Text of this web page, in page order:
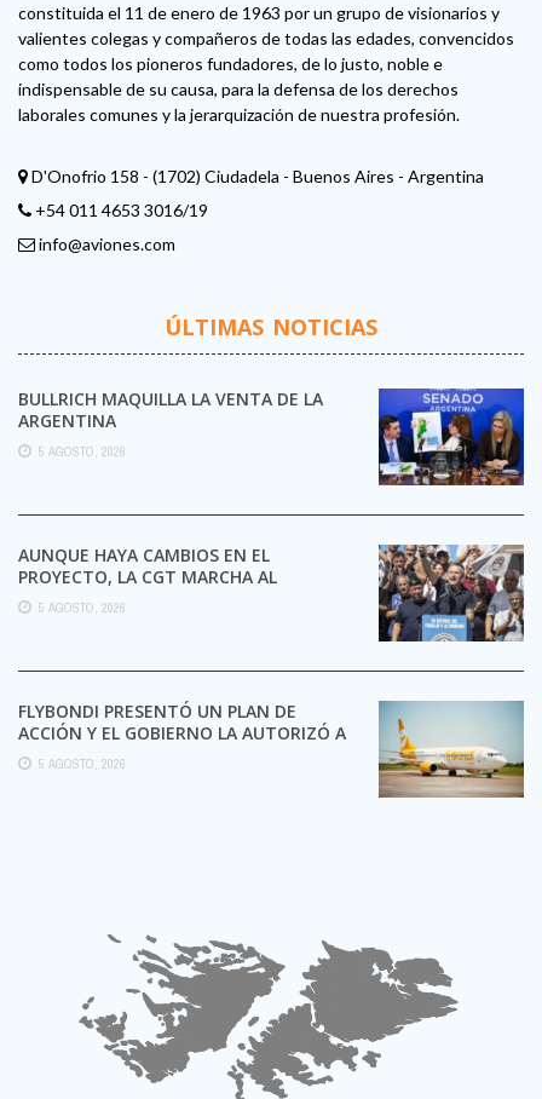
constituida el 11 de enero de 1963 por un grupo de visionarios y
valientes colegas y compañeros de todas las edades, convencidos
como todos los pioneros fundadores, de lo justo, noble e
indispensable de su causa, para la defensa de los derechos
laborales comunes y la jerarquización de nuestra profesión.
D'Onofrio 158 - (1702) Ciudadela - Buenos Aires - Argentina
+54 011 4653 3016/19
info@aviones.com
ÚLTIMAS NOTICIAS
BULLRICH MAQUILLA LA VENTA DE LA
ARGENTINA
5 AGOSTO, 2026
AUNQUE HAYA CAMBIOS EN EL
PROYECTO, LA CGT MARCHA AL
CONGRESO CONTRA LA LEY DE ...
5 AGOSTO, 2026
FLYBONDI PRESENTÓ UN PLAN DE
ACCIÓN Y EL GOBIERNO LA AUTORIZÓ A
SEGUIR OPERANDO
5 AGOSTO, 2026